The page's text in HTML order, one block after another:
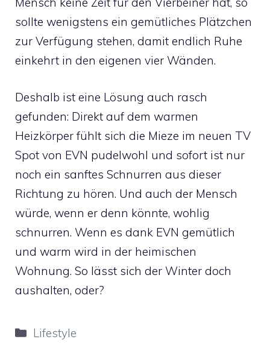
sollte wenigstens ein gemütliches Plätzchen
zur Verfügung stehen, damit endlich Ruhe
einkehrt in den eigenen vier Wänden.
Deshalb ist eine Lösung auch rasch
gefunden: Direkt auf dem warmen
Heizkörper fühlt sich die Mieze im neuen TV
Spot von EVN pudelwohl und sofort ist nur
noch ein sanftes Schnurren aus dieser
Richtung zu hören. Und auch der Mensch
würde, wenn er denn könnte, wohlig
schnurren. Wenn es dank EVN gemütlich
und warm wird in der heimischen
Wohnung. So lässt sich der Winter doch
aushalten, oder?
Kategorien
Lifestyle